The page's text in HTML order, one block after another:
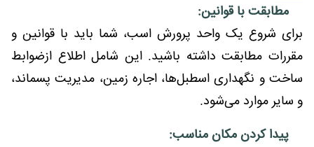
مطابقت با قوانین:
برای شروع یک واحد پرورش اسب، شما باید با قوانین و
مقررات مطابقت داشته باشید. این شامل اطلاع ازضوابط
ساخت و نگهداری اسطبل‌ها، اجاره زمین، مدیریت پسماند،
و سایر موارد می‌شود.
پیدا کردن مکان مناسب: